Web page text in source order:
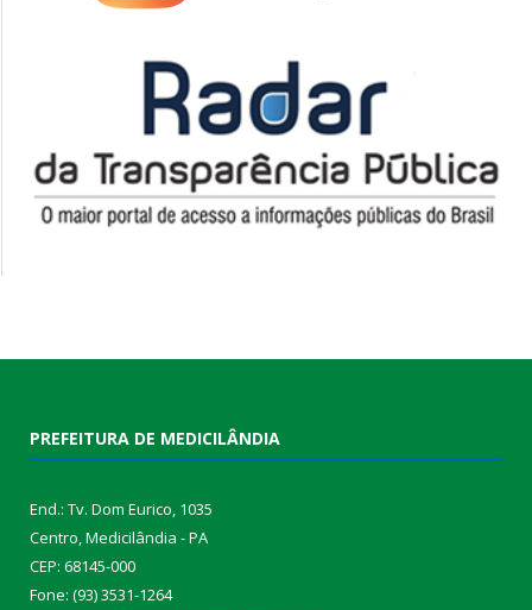
PREFEITURA DE MEDICILÂNDIA
End.: Tv. Dom Eurico, 1035
Centro, Medicilândia - PA
CEP: 68145-000
Fone: (93) 3531-1264